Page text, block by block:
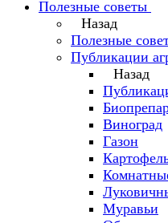
Полезные советы
Назад
Полезные
Публикации
Назад
Виноград
Газон
Муравьи